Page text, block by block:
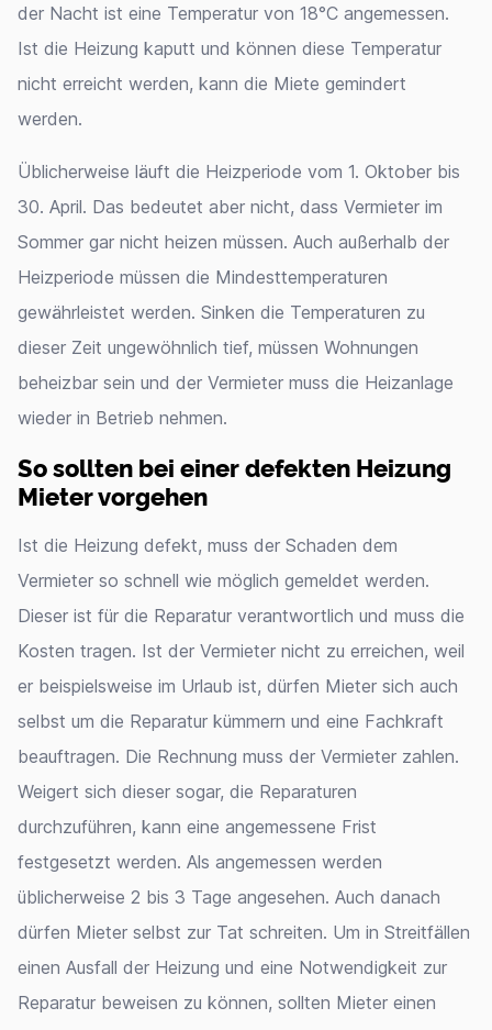
der Nacht ist eine Temperatur von 18°C angemessen.
Ist die Heizung kaputt und können diese Temperatur
nicht erreicht werden, kann die Miete gemindert
werden.
Üblicherweise läuft die Heizperiode vom 1. Oktober bis
30. April. Das bedeutet aber nicht, dass Vermieter im
Sommer gar nicht heizen müssen. Auch außerhalb der
Heizperiode müssen die Mindesttemperaturen
gewährleistet werden. Sinken die Temperaturen zu
dieser Zeit ungewöhnlich tief, müssen Wohnungen
beheizbar sein und der Vermieter muss die Heizanlage
wieder in Betrieb nehmen.
So sollten bei einer defekten Heizung
Mieter vorgehen
Ist die Heizung defekt, muss der Schaden dem
Vermieter so schnell wie möglich gemeldet werden.
Dieser ist für die Reparatur verantwortlich und muss die
Kosten tragen. Ist der Vermieter nicht zu erreichen, weil
er beispielsweise im Urlaub ist, dürfen Mieter sich auch
selbst um die Reparatur kümmern und eine Fachkraft
beauftragen. Die Rechnung muss der Vermieter zahlen.
Weigert sich dieser sogar, die Reparaturen
durchzuführen, kann eine angemessene Frist
festgesetzt werden. Als angemessen werden
üblicherweise 2 bis 3 Tage angesehen. Auch danach
dürfen Mieter selbst zur Tat schreiten. Um in Streitfällen
einen Ausfall der Heizung und eine Notwendigkeit zur
Reparatur beweisen zu können, sollten Mieter einen